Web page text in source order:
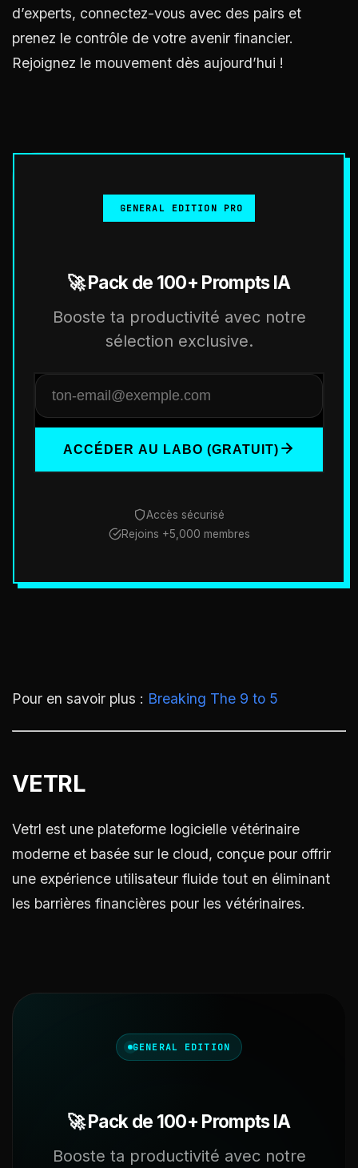
d’experts, connectez-vous avec des pairs et
prenez le contrôle de votre avenir financier.
Rejoignez le mouvement dès aujourd’hui !
GENERAL EDITION PRO
🚀 Pack de 100+ Prompts IA
Booste ta productivité avec notre
sélection exclusive.
ACCÉDER AU LABO (GRATUIT)
Accès sécurisé
Rejoins +5,000 membres
Pour en savoir plus : Breaking The 9 to 5
VETRL
Vetrl est une plateforme logicielle vétérinaire
moderne et basée sur le cloud, conçue pour offrir
une expérience utilisateur fluide tout en éliminant
les barrières financières pour les vétérinaires.
GENERAL EDITION
🚀 Pack de 100+ Prompts IA
Booste ta productivité avec notre